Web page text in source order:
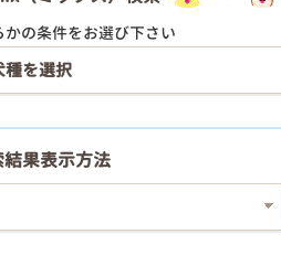
の条件をお選び下さい
果表示方法